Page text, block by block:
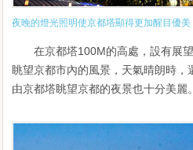
夜晚的燈光照明使京都塔顯得更加醒目優美
在京都塔100M的高處，設有展望
眺望京都市內的風景，天氣晴朗時，
由京都塔眺望京都的夜景也十分美麗。